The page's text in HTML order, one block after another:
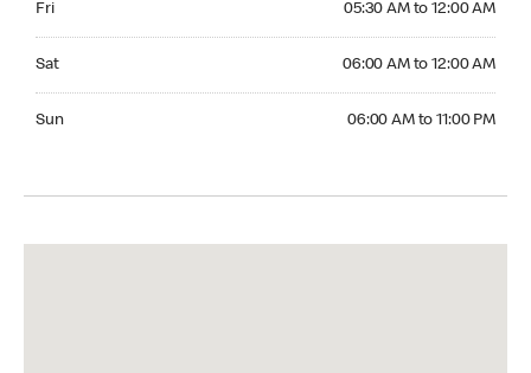
Fri 05:30 AM to 12:00 AM
Sat 06:00 AM to 12:00 AM
Sun 06:00 AM to 11:00 PM